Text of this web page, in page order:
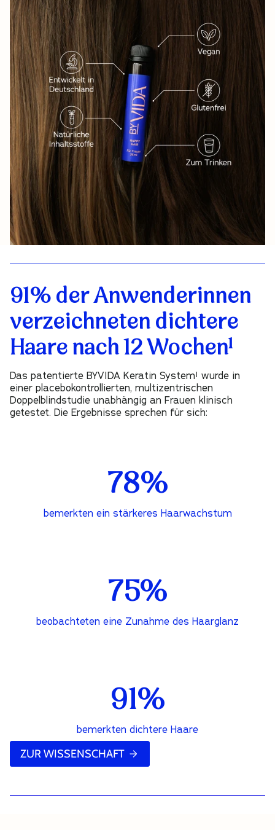
91% der Anwenderinnen
verzeichneten dichtere
Haare nach 12 Wochen¹
Das patentierte BYVIDA Keratin System¹ wurde in
einer placebokontrollierten, multizentrischen
Doppelblindstudie unabhängig an Frauen klinisch
getestet. Die Ergebnisse sprechen für sich:
78%
bemerkten ein stärkeres Haarwachstum
75%
beobachteten eine Zunahme des Haarglanz
91%
bemerkten dichtere Haare
ZUR WISSENSCHAFT